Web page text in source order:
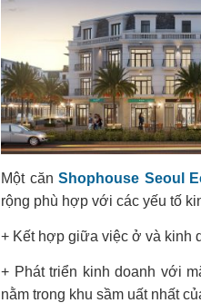
Một căn Shophouse Seoul
rộng phù hợp với các yếu tố
+ Kết hợp giữa việc ở và kinh
+ Phát triển kinh doanh với
nằm trong khu sầm uất nhất